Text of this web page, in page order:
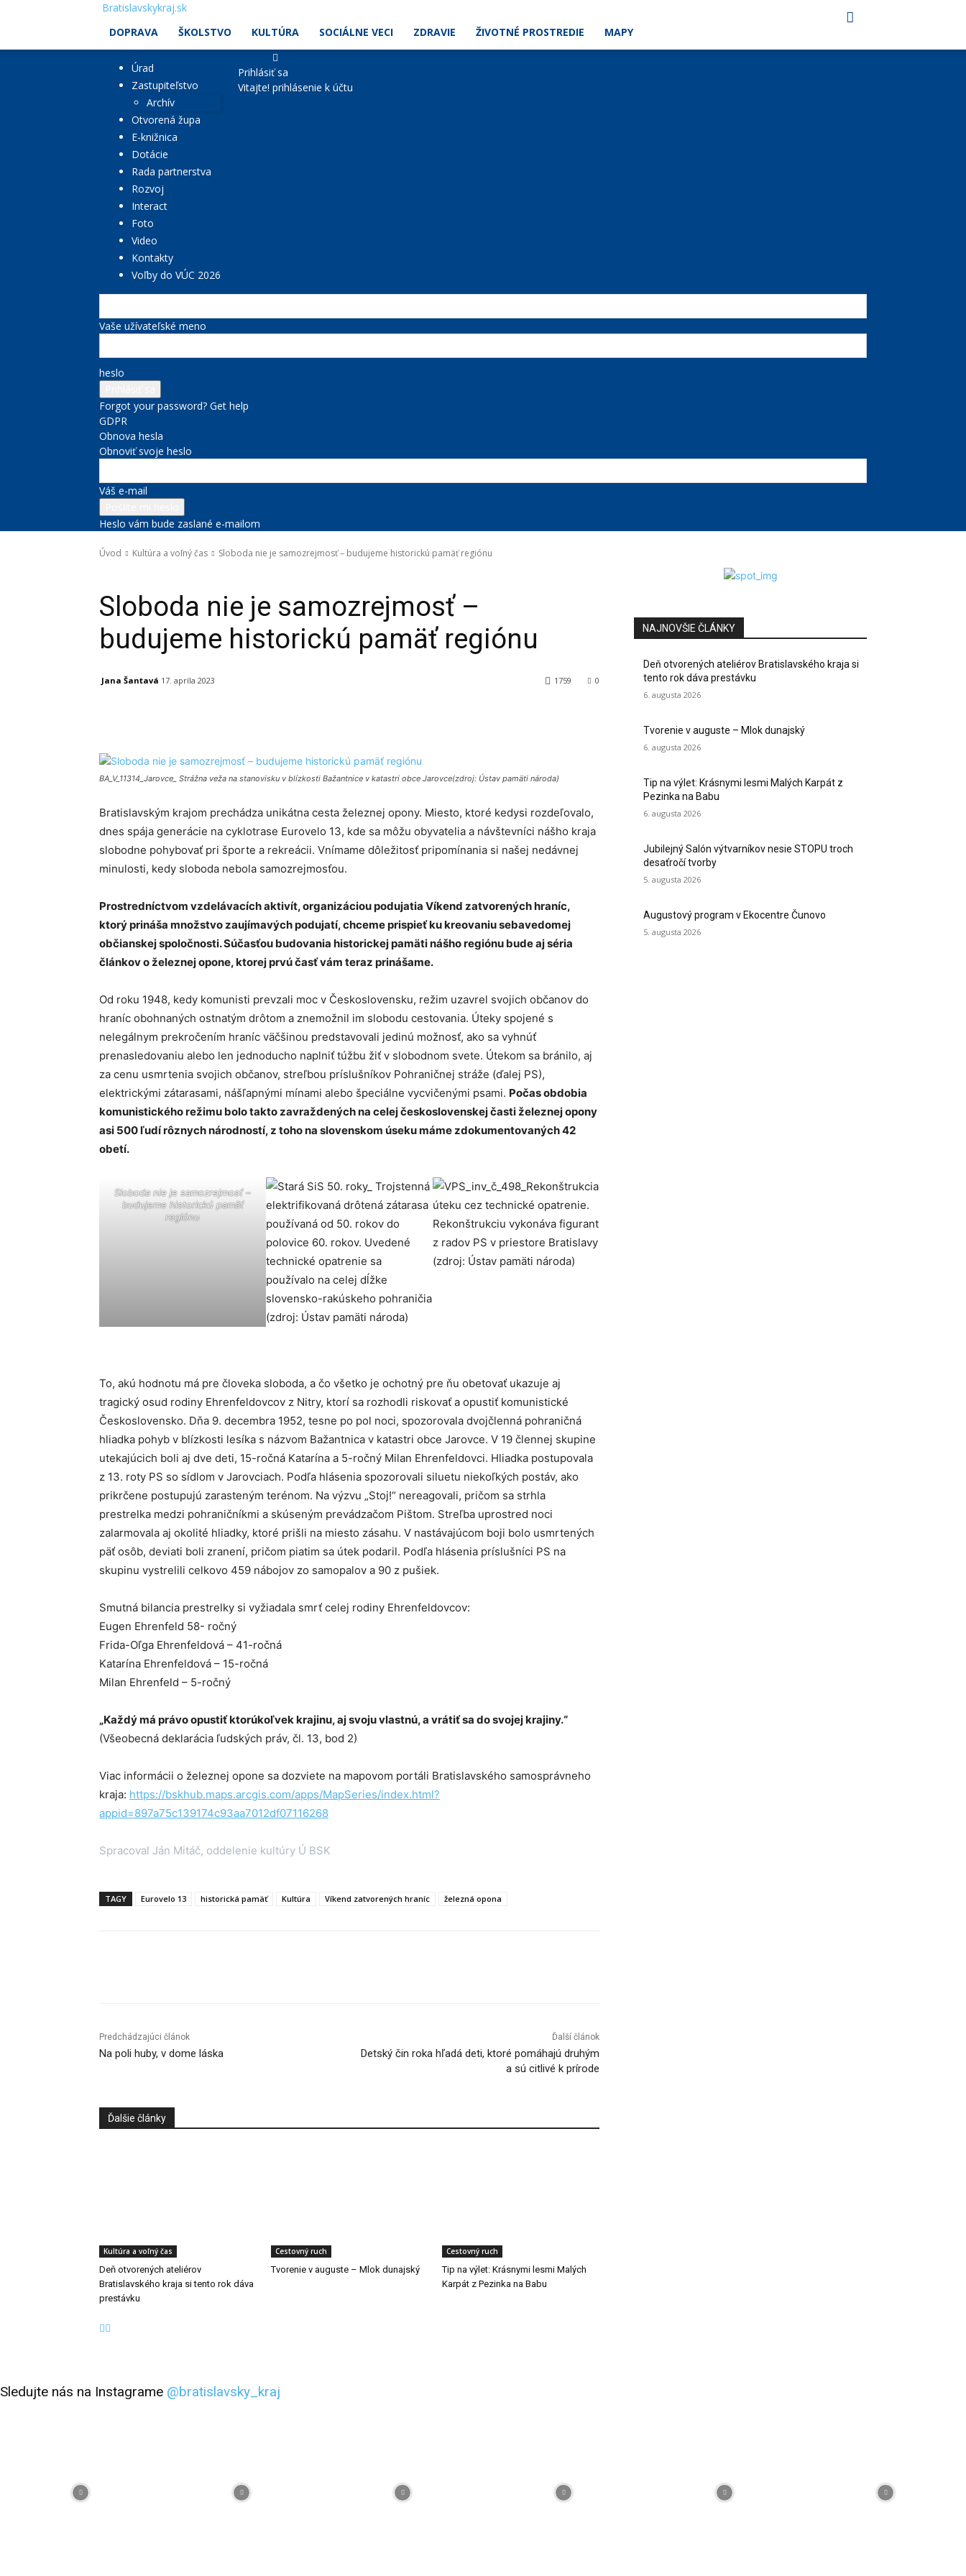
Bratislavskykraj.sk
DOPRAVA
ŠKOLSTVO KULTÚRA SOCIÁLNE VECI ZDRAVIE ŽIVOTNÉ PROSTREDIE MAPY
Úrad
Zastupiteľstvo
Archív
Otvorená župa
E-knižnica
Dotácie
Rada partnerstva
Rozvoj
Interact
Foto
Video
Kontakty
Voľby do VÚC 2026
Prihlásiť sa
Vitajte! prihlásenie k účtu
Vaše užívateľské meno
heslo
Forgot your password? Get help
GDPR
Obnova hesla
Obnoviť svoje heslo
Váš e-mail
Heslo vám bude zaslané e-mailom
Úvod Kultúra a voľný čas Sloboda nie je samozrejmosť – budujeme historickú pamäť regiónu
Sloboda nie je samozrejmosť –
budujeme historickú pamäť regiónu
Jana Šantavá 17. apríla 2023 0
1759
BA_V_11314_Jarovce_ Strážna veža na stanovisku v blízkosti Bažantnice v katastri obce Jarovce(zdroj: Ústav pamäti národa)
Bratislavským krajom prechádza unikátna cesta železnej opony. Miesto, ktoré kedysi rozdeľovalo,
dnes spája generácie na cyklotrase Eurovelo 13, kde sa môžu obyvatelia a návštevníci nášho kraja
slobodne pohybovať pri športe a rekreácii. Vnímame dôležitosť pripomínania si našej nedávnej
minulosti, kedy sloboda nebola samozrejmosťou.
Prostredníctvom vzdelávacích aktivít, organizáciou podujatia Víkend zatvorených hraníc,
ktorý prináša množstvo zaujímavých podujatí, chceme prispieť ku kreovaniu sebavedomej
občianskej spoločnosti. Súčasťou budovania historickej pamäti nášho regiónu bude aj séria
článkov o železnej opone, ktorej prvú časť vám teraz prinášame.
Od roku 1948, kedy komunisti prevzali moc v Československu, režim uzavrel svojich občanov do
hraníc obohnaných ostnatým drôtom a znemožnil im slobodu cestovania. Úteky spojené s
nelegálnym prekročením hraníc väčšinou predstavovali jedinú možnosť, ako sa vyhnúť
prenasledovaniu alebo len jednoducho naplniť túžbu žiť v slobodnom svete. Útekom sa bránilo, aj
za cenu usmrtenia svojich občanov, streľbou príslušníkov Pohraničnej stráže (ďalej PS),
elektrickými zátarasami, nášľapnými mínami alebo špeciálne vycvičenými psami. Počas obdobia
komunistického režimu bolo takto zavraždených na celej československej časti železnej opony
asi 500 ľudí rôznych národností, z toho na slovenskom úseku máme zdokumentovaných 42
obetí.
Sloboda nie je samozrejmosť –
budujeme historickú pamäť
regiónu
To, akú hodnotu má pre človeka sloboda, a čo všetko je ochotný pre ňu obetovať ukazuje aj
tragický osud rodiny Ehrenfeldovcov z Nitry, ktorí sa rozhodli riskovať a opustiť komunistické
Československo. Dňa 9. decembra 1952, tesne po pol noci, spozorovala dvojčlenná pohraničná
hliadka pohyb v blízkosti lesíka s názvom Bažantnica v katastri obce Jarovce. V 19 člennej skupine
utekajúcich boli aj dve deti, 15-ročná Katarína a 5-ročný Milan Ehrenfeldovci. Hliadka postupovala
z 13. roty PS so sídlom v Jarovciach. Podľa hlásenia spozorovali siluetu niekoľkých postáv, ako
prikrčene postupujú zarasteným terénom. Na výzvu „Stoj!“ nereagovali, pričom sa strhla
prestrelka medzi pohraničníkmi a skúseným prevádzačom Pištom. Streľba uprostred noci
zalarmovala aj okolité hliadky, ktoré prišli na miesto zásahu. V nastávajúcom boji bolo usmrtených
päť osôb, deviati boli zranení, pričom piatim sa útek podaril. Podľa hlásenia príslušníci PS na
skupinu vystrelili celkovo 459 nábojov zo samopalov a 90 z pušiek.
Smutná bilancia prestrelky si vyžiadala smrť celej rodiny Ehrenfeldovcov:
Eugen Ehrenfeld 58- ročný
Frida-Oľga Ehrenfeldová – 41-ročná
Katarína Ehrenfeldová – 15-ročná
Milan Ehrenfeld – 5-ročný
„Každý má právo opustiť ktorúkoľvek krajinu, aj svoju vlastnú, a vrátiť sa do svojej krajiny.“
(Všeobecná deklarácia ľudských práv, čl. 13, bod 2)
Viac informácii o železnej opone sa dozviete na mapovom portáli Bratislavského samosprávneho
kraja: https://bskhub.maps.arcgis.com/apps/MapSeries/index.html?
appid=897a75c139174c93aa7012df07116268
Spracoval Ján Mitáč, oddelenie kultúry Ú BSK
TAGY Eurovelo 13 historická pamäť Kultúra Víkend zatvorených hraníc železná opona
Predchádzajúci článok
Na poli huby, v dome láska
Ďalší článok
Detský čin roka hľadá deti, ktoré pomáhajú druhým
a sú citlivé k prírode
Ďalšie články
Kultúra a voľný čas
Deň otvorených ateliérov
Bratislavského kraja si tento rok dáva
prestávku
Cestovný ruch
Tvorenie v auguste – Mlok dunajský
Cestovný ruch
Tip na výlet: Krásnymi lesmi Malých
Karpát z Pezinka na Babu
NAJNOVŠIE ČLÁNKY
Deň otvorených ateliérov Bratislavského kraja si
tento rok dáva prestávku
6. augusta 2026
Tvorenie v auguste – Mlok dunajský
6. augusta 2026
Tip na výlet: Krásnymi lesmi Malých Karpát z
Pezinka na Babu
6. augusta 2026
Jubilejný Salón výtvarníkov nesie STOPU troch
desaťročí tvorby
5. augusta 2026
Augustový program v Ekocentre Čunovo
5. augusta 2026
Sledujte nás na Instagrame @bratislavsky_kraj